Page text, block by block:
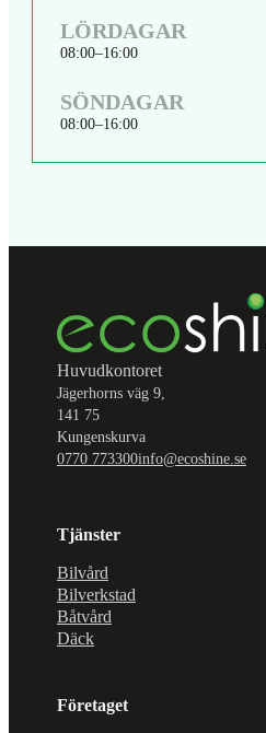
LÖRDAGAR
08:00 16:00
SÖNDAGAR
08:00 16:00
Huvudkontoret
Jägerhorns väg 9,
141 75
Kungenskurva
0770 773300info@ecoshine.se
Tjänster
Bilvård
Bilverkstad
Båtvård
Däck
Företaget